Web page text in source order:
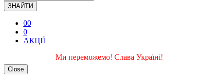
ЗНАЙТИ
00
0
АКЦІЇ
Ми переможемо! Слава Україні!
Close